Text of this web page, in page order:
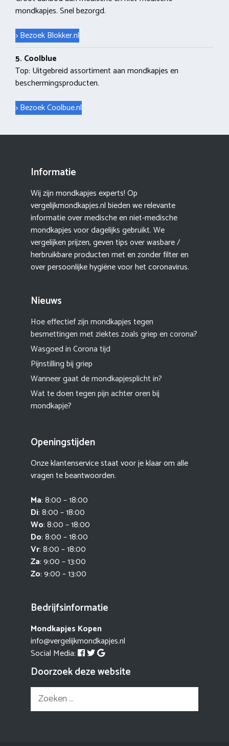
mondkapjes. Snel bezorgd.
> Bezoek Blokker.nl
5. Coolblue
Top: Uitgebreid assortiment aan mondkapjes en
beschermingsproducten.
> Bezoek Coolbue.nl
Informatie
Wij zijn mondkapjes experts! Op
vergelijkmondkapjes.nl bieden we relevante
informatie over medische en niet-medische
mondkapjes voor dagelijks gebruikt. We
vergelijken prijzen, geven tips over wasbare /
herbruikbare producten met en zonder filter en
over persoonlijke hygiëne voor het coronavirus.
Nieuws
Hoe effectief zijn mondkapjes tegen
besmettingen met ziektes zoals griep en corona?
Wasgoed in Corona tijd
Pijnstilling bij griep
Wanneer gaat de mondkapjesplicht in?
Wat te doen tegen pijn achter oren bij
mondkapje?
Openingstijden
Onze klantenservice staat voor je klaar om alle
vragen te beantwoorden.
Ma: 8:00 – 18:00
Di: 8:00 – 18:00
Wo: 8:00 – 18:00
Do: 8:00 – 18:00
Vr: 8:00 – 18:00
Za: 9:00 – 13:00
Zo: 9:00 – 13:00
Bedrijfsinformatie
Mondkapjes Kopen
info@vergelijkmondkapjes.nl
Social Media:
Doorzoek deze website
Zoek
naar: